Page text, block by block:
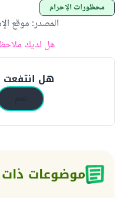
محظورات الإحرام
المصدر: موقع
هل لديك
هل انتفعت
موضوعات